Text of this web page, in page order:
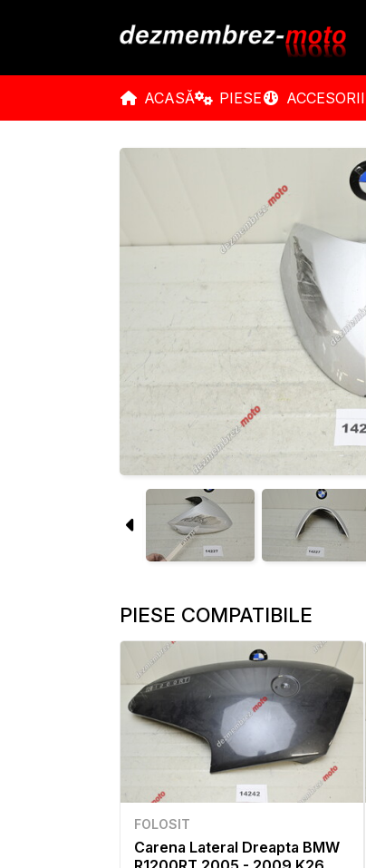
ACASĂ PIESE ACCESORII
PIESE COMPATIBILE
FOLOSIT
Carena Lateral Dreapta BMW